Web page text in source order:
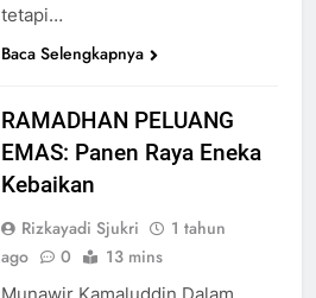
tetapi…
Baca Selengkapnya
RAMADHAN PELUANG
EMAS: Panen Raya Eneka
Kebaikan
Rizkayadi Sjukri
1 tahun
ago
0 13 mins